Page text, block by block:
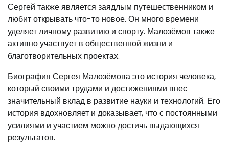
Сергей также является заядлым путешественником и
любит открывать что-то новое. Он много времени
уделяет личному развитию и спорту. Малозёмов также
активно участвует в общественной жизни и
благотворительных проектах.
Биография Сергея Малозёмова это история человека,
который своими трудами и достижениями внес
значительный вклад в развитие науки и технологий. Его
история вдохновляет и доказывает, что с постоянными
усилиями и участием можно достичь выдающихся
результатов.